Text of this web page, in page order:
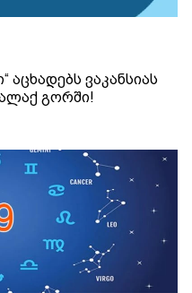
ვაკანსიას
გორში!